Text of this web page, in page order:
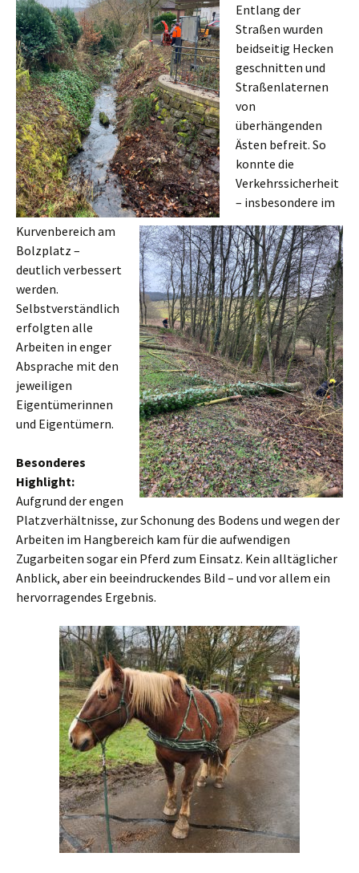
Entlang der
Straßen wurden
beidseitig Hecken
geschnitten und
Straßenlaternen
von
überhängenden
Ästen befreit. So
konnte die
Verkehrssicherheit
– insbesondere im
Kurvenbereich am
Bolzplatz –
deutlich verbessert
werden.
Selbstverständlich
erfolgten alle
Arbeiten in enger
Absprache mit den
jeweiligen
Eigentümerinnen
und Eigentümern.
Besonderes
Highlight:
Aufgrund der engen
Platzverhältnisse, zur Schonung des Bodens und wegen der
Arbeiten im Hangbereich kam für die aufwendigen
Zugarbeiten sogar ein Pferd zum Einsatz. Kein alltäglicher
Anblick, aber ein beeindruckendes Bild – und vor allem ein
hervorragendes Ergebnis.